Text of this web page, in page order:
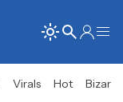
Virals Hot Bizar